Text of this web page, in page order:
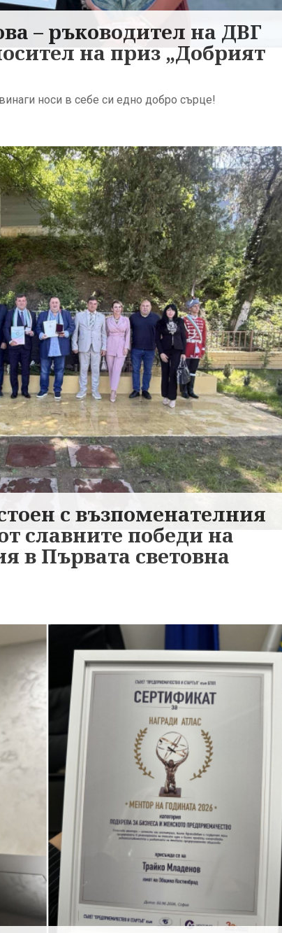
– ръководител на ДВГ
на приз „Добрият
носи в себе си едно добро сърце!
с възпоменателния
славните победи на
в Първата световна